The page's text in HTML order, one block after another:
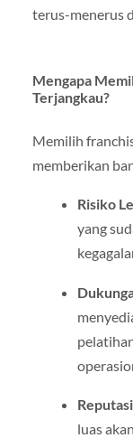
terus-menerus
Mengapa
Terjangkau?
Memilih
memberikan
Risiko
yang
luas